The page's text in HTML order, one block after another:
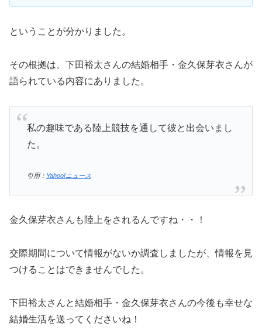
ということが分かりました。
その根拠は、下田裕太さんの結婚相手・金久保芽衣さんが
語られている内容にありました。
私の趣味である陸上競技を通して彼と出会いまし
た。
引用： Yahoo!ニュース
金久保芽衣さんも陸上をされるんですね・・！
交際期間について情報がないか調査しましたが、情報を見
つけることはできませんでした。
下田裕太さんと結婚相手・金久保芽衣さんの今後も幸せな
結婚生活を送ってくださいね！